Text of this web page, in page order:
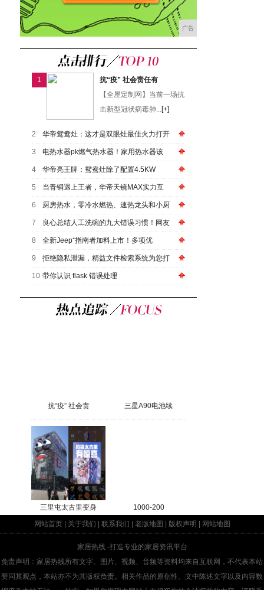
广告
1
抗“疫” 社会责任有
【全屋定制网】当前一场抗
击新型冠状病毒肺...[+]
2 华帝鸳鸯灶：这才是双眼灶最佳火力打开
3 电热水器pk燃气热水器！家用热水器该
4 华帝亮王牌：鸳鸯灶除了配置4.5KW
5 当青铜遇上王者，华帝天镜MAX实力互
6 厨房热水，零冷水燃热、速热龙头和小厨
7 良心总结人工洗碗的九大错误习惯！网友
8 全新Jeep⁺指南者加料上市！多项优
9 拒绝隐私泄漏，精益文件检索系统为您打
10 带你认识 flask 错误处理
抗“疫” 社会责 三星A90电池续
三里屯太古里变身
1000-200
网站首页| 关于我们 联系我们 老版地图 版权声明 网站地图
家居热线-打造专业的家居资讯平台
免责声明：家居热线所有文字、图片、视频、音频等资料均来自互联网，不代表本站
赞同其观点，本站亦不为其版权负责。相关作品的原创性、文中陈述文字以及内容数